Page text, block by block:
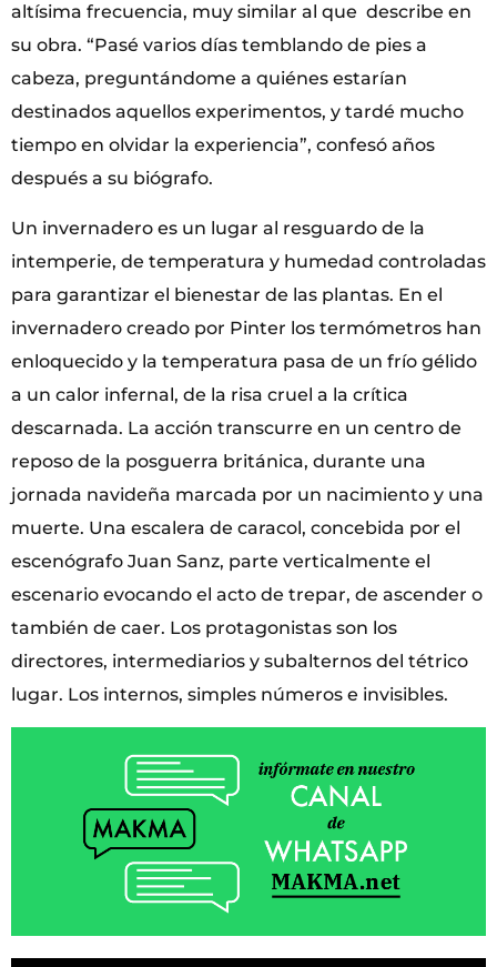
altísima frecuencia, muy similar al que describe en
su obra. “Pasé varios días temblando de pies a
cabeza, preguntándome a quiénes estarían
destinados aquellos experimentos, y tardé mucho
tiempo en olvidar la experiencia”, confesó años
después a su biógrafo.
Un invernadero es un lugar al resguardo de la
intemperie, de temperatura y humedad controladas
para garantizar el bienestar de las plantas. En el
invernadero creado por Pinter los termómetros han
enloquecido y la temperatura pasa de un frío gélido
a un calor infernal, de la risa cruel a la crítica
descarnada. La acción transcurre en un centro de
reposo de la posguerra británica, durante una
jornada navideña marcada por un nacimiento y una
muerte. Una escalera de caracol, concebida por el
escenógrafo Juan Sanz, parte verticalmente el
escenario evocando el acto de trepar, de ascender o
también de caer. Los protagonistas son los
directores, intermediarios y subalternos del tétrico
lugar. Los internos, simples números e invisibles.